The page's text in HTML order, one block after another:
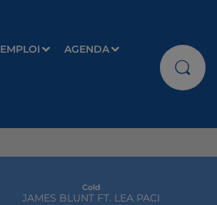
EMPLOI AGENDA
Cold
JAMES BLUNT FT. LEA PACI